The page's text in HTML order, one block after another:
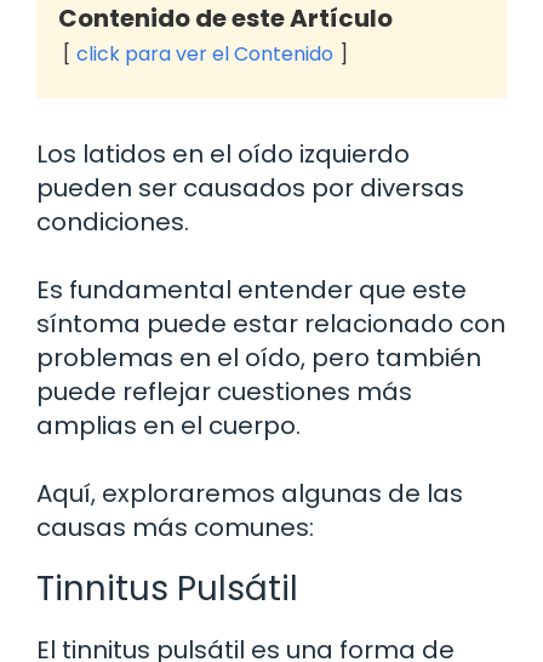
Contenido de este Artículo
click para ver el Contenido
Los latidos en el oído izquierdo
pueden ser causados por diversas
condiciones.
Es fundamental entender que este
síntoma puede estar relacionado con
problemas en el oído, pero también
puede reflejar cuestiones más
amplias en el cuerpo.
Aquí, exploraremos algunas de las
causas más comunes:
Tinnitus Pulsátil
El tinnitus pulsátil es una forma de